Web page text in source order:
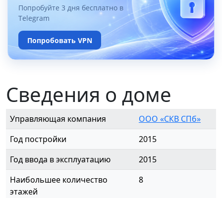
Попробуйте 3 дня бесплатно в
Telegram
Попробовать VPN
Сведения о доме
Управляющая компания
ООО «СКВ СПб»
Год постройки
2015
Год ввода в эксплуатацию
2015
Наибольшее количество
этажей
8